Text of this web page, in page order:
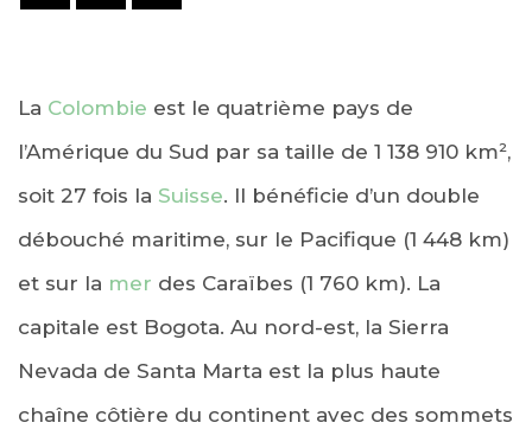
La Colombie est le quatrième pays de
l’Amérique du Sud par sa taille de 1 138 910 km²,
soit 27 fois la Suisse. Il bénéficie d’un double
débouché maritime, sur le Pacifique (1 448 km)
et sur la mer des Caraïbes (1 760 km). La
capitale est Bogota. Au nord-est, la Sierra
Nevada de Santa Marta est la plus haute
chaîne côtière du continent avec des sommets